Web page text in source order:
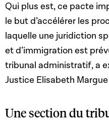
Qui plus est, ce pacte
le but d’accélérer les
laquelle une juridiction
et d’immigration est
tribunal administratif, a
Justice Elisabeth
Une section du